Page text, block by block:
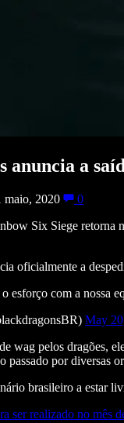
anuncia a
maio, 2020
0
Six Siege retorna
oficialmente a
esforço com a nossa
May
wag pelos dragões,
passado por diversas
brasileiro a estar
ser realizado no mês